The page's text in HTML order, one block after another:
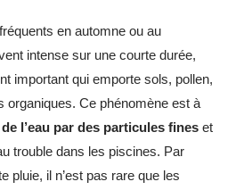
en automne ou au
intense sur une courte durée,
important qui emporte sols, pollen,
organiques. Ce phénomène est à
l’eau par des particules fines et
trouble dans les piscines. Par
pluie, il n’est pas rare que les